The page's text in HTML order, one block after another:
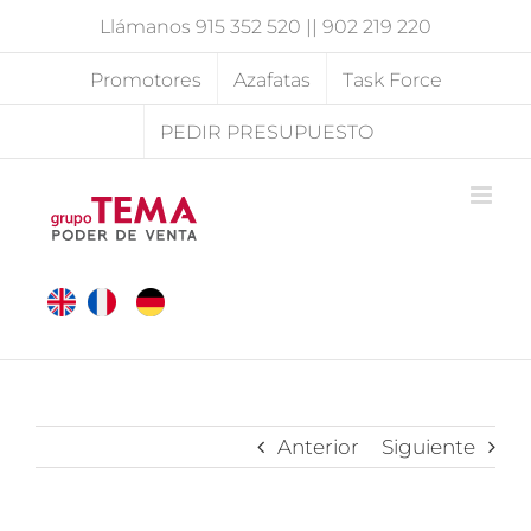
Llámanos 915 352 520 || 902 219 220
Promotores Azafatas Task Force
PEDIR PRESUPUESTO
Anterior Siguiente